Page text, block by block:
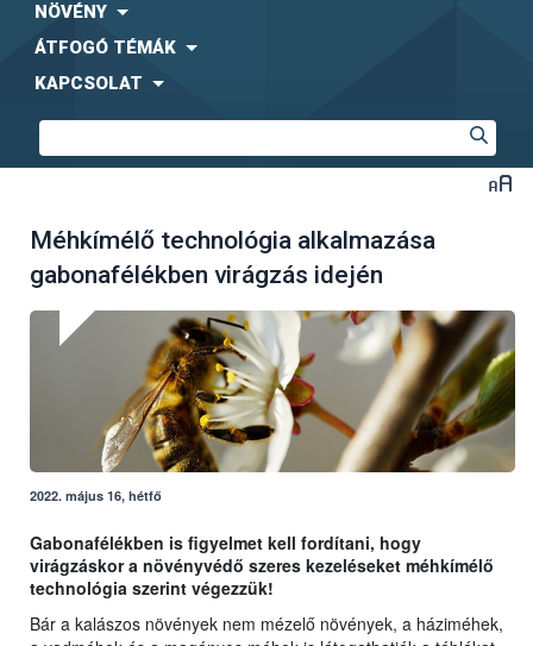
NÖVÉNY
ÁTFOGÓ TÉMÁK
KAPCSOLAT
Méhkímélő technológia alkalmazása
gabonafélékben virágzás idején
2022. május 16, hétfő
Gabonafélékben is figyelmet kell fordítani, hogy
virágzáskor a növényvédő szeres kezeléseket méhkímélő
technológia szerint végezzük!
Bár a kalászos növények nem mézelő növények, a háziméhek,